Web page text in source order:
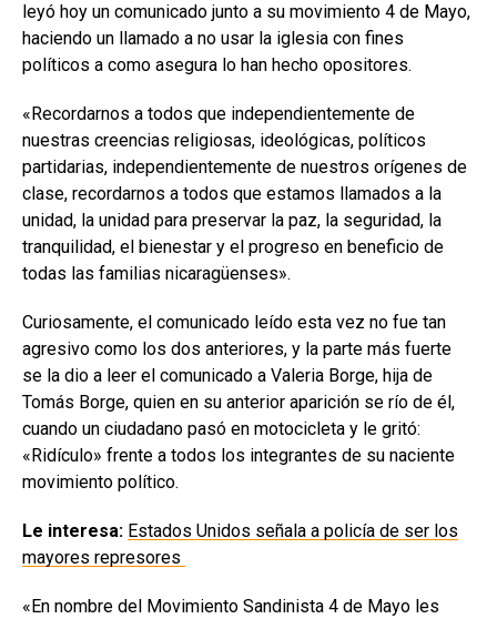
leyó hoy un comunicado junto a su movimiento 4 de Mayo,
haciendo un llamado a no usar la iglesia con fines
políticos a como asegura lo han hecho opositores.
«Recordarnos a todos que independientemente de
nuestras creencias religiosas, ideológicas, políticos
partidarias, independientemente de nuestros orígenes de
clase, recordarnos a todos que estamos llamados a la
unidad, la unidad para preservar la paz, la seguridad, la
tranquilidad, el bienestar y el progreso en beneficio de
todas las familias nicaragüenses».
Curiosamente, el comunicado leído esta vez no fue tan
agresivo como los dos anteriores, y la parte más fuerte
se la dio a leer el comunicado a Valeria Borge, hija de
Tomás Borge, quien en su anterior aparición se río de él,
cuando un ciudadano pasó en motocicleta y le gritó:
«Ridículo» frente a todos los integrantes de su naciente
movimiento político.
Le interesa: Estados Unidos señala a policía de ser los
mayores represores
«En nombre del Movimiento Sandinista 4 de Mayo les